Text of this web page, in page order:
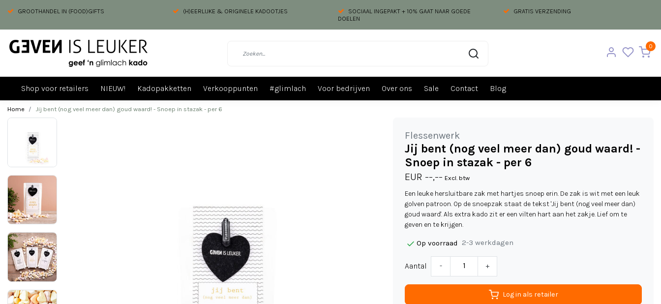
GROOTHANDEL IN (FOOD)GIFTS (H)EERLIJKE & ORIGINELE KADOOTJES
SOCIAAL INGEPAKT + 10% GAAT NAAR GOEDE
DOELEN
GRATIS VERZENDING
0
Shop voor retailers NIEUW! Kadopakketten Verkooppunten #glimlach Voor bedrijven Over ons Sale Contact Blog
Home Jij bent (nog veel meer dan) goud waard! - Snoep in stazak - per 6
Flessenwerk
Jij bent (nog veel meer dan) goud waard! -
Snoep in stazak - per 6
EUR --,-- Excl. btw
Een leuke hersluitbare zak met hartjes snoep erin. De zak is wit met een leuk
golven patroon. Op de snoepzak staat de tekst 'Jij bent (nog veel meer dan)
goud waard'. Als extra kado zit er een vilten hart aan het zakje. Lief om te
geven en te krijgen.
Op voorraad 2-3 werkdagen
Aantal - +
Log in als retailer